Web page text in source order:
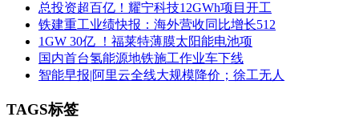
总投资超百亿！耀宁科技12GWh项目开工
铁建重工业绩快报：海外营收同比增长512
1GW 30亿 ！福莱特薄膜太阳能电池项
国内首台氢能源地铁施工作业车下线
智能早报|阿里云全线大规模降价；徐工无人
TAGS标签